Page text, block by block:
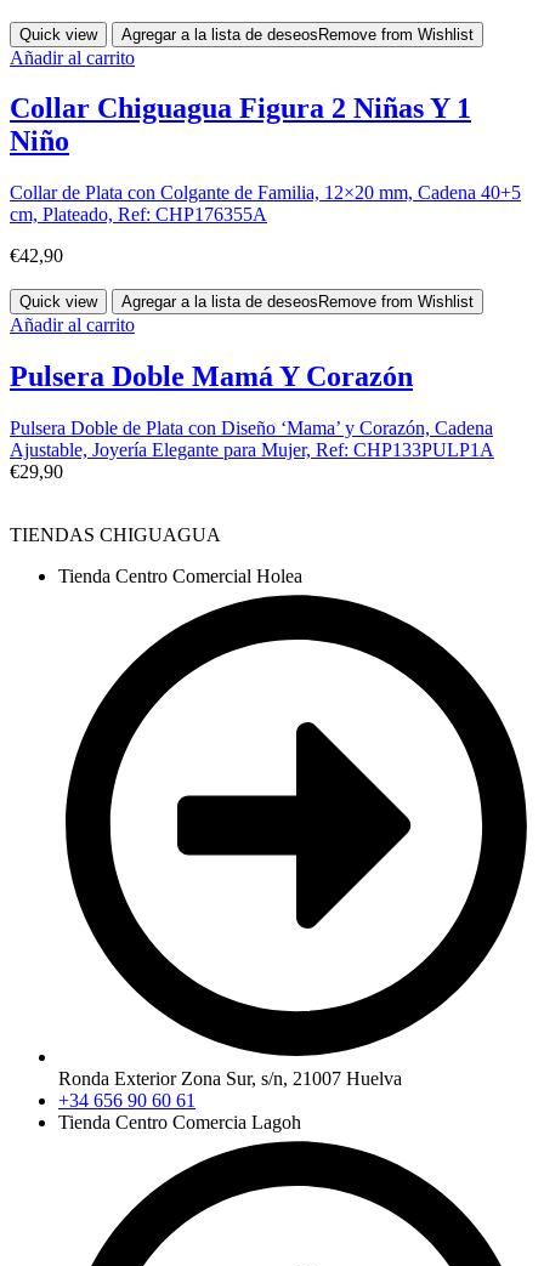
Quick view Agregar a la lista de deseosRemove from Wishlist
Añadir al carrito
Collar Chiguagua Figura 2 Niñas Y 1
Niño
Collar de Plata con Colgante de Familia, 12×20 mm, Cadena 40+5
cm, Plateado, Ref: CHP176355A
€42,90
Quick view Agregar a la lista de deseos Remove from Wishlist
Añadir al carrito
Pulsera Doble Mamá Y Corazón
Pulsera Doble de Plata con Diseño ‘Mama’ y Corazón, Cadena
Ajustable, Joyería Elegante para Mujer, Ref: CHP133PULP1A
€29,90
TIENDAS CHIGUAGUA
Tienda Centro Comercial Holea
Ronda Exterior Zona Sur, s/n, 21007 Huelva
+34 656 90 60 61
Tienda Centro Comercia Lagoh